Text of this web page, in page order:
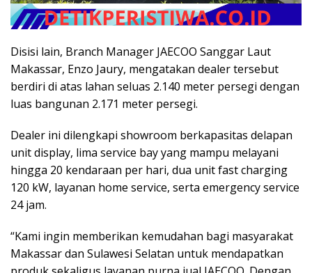
Disisi lain, Branch Manager JAECOO Sanggar Laut
Makassar, Enzo Jaury, mengatakan dealer tersebut
berdiri di atas lahan seluas 2.140 meter persegi dengan
luas bangunan 2.171 meter persegi.
Dealer ini dilengkapi showroom berkapasitas delapan
unit display, lima service bay yang mampu melayani
hingga 20 kendaraan per hari, dua unit fast charging
120 kW, layanan home service, serta emergency service
24 jam.
“Kami ingin memberikan kemudahan bagi masyarakat
Makassar dan Sulawesi Selatan untuk mendapatkan